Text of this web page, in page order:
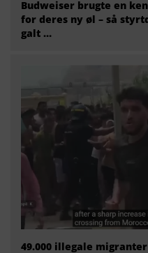
Budweiser brugte en
for deres ny øl – så
galt …
49.000 illegale